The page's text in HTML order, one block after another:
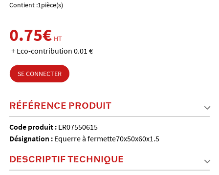
Contient :1pièce(s)
0.75€ HT
+ Eco-contribution 0.01 €
SE CONNECTER
RÉFÉRENCE PRODUIT
Code produit : ER07550615
Désignation : Equerre à fermette70x50x60x1.5
DESCRIPTIF TECHNIQUE